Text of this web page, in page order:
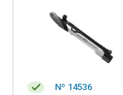
Nº 14536